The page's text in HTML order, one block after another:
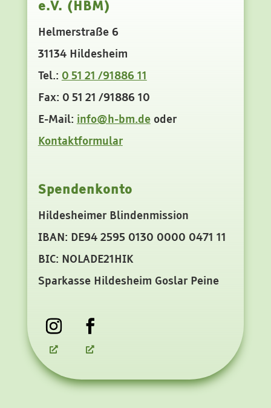
e.V. (HBM)
Helmerstraße 6
31134 Hildesheim
Tel.: 0 51 21 /91886 11
Fax: 0 51 21 /91886 10
E-Mail: info@h-bm.deoder
Kontaktformular
Spendenkonto
Hildesheimer Blindenmission
IBAN: DE94 2595 0130 0000 0471 11
BIC: NOLADE21HIK
Sparkasse Hildesheim Goslar Peine